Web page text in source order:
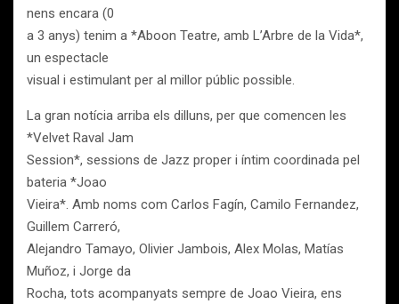
nens encara (0
a 3 anys) tenim a *Aboon Teatre, amb L’Arbre de la Vida*,
un espectacle
visual i estimulant per al millor públic possible.
La gran notícia arriba els dilluns, per que comencen les
*Velvet Raval Jam
Session*, sessions de Jazz proper i íntim coordinada pel
bateria *Joao
Vieira*. Amb noms com Carlos Fagín, Camilo Fernandez,
Guillem Carreró,
Alejandro Tamayo, Olivier Jambois, Alex Molas, Matías
Muñoz, i Jorge da
Rocha, tots acompanyats sempre de Joao Vieira, ens